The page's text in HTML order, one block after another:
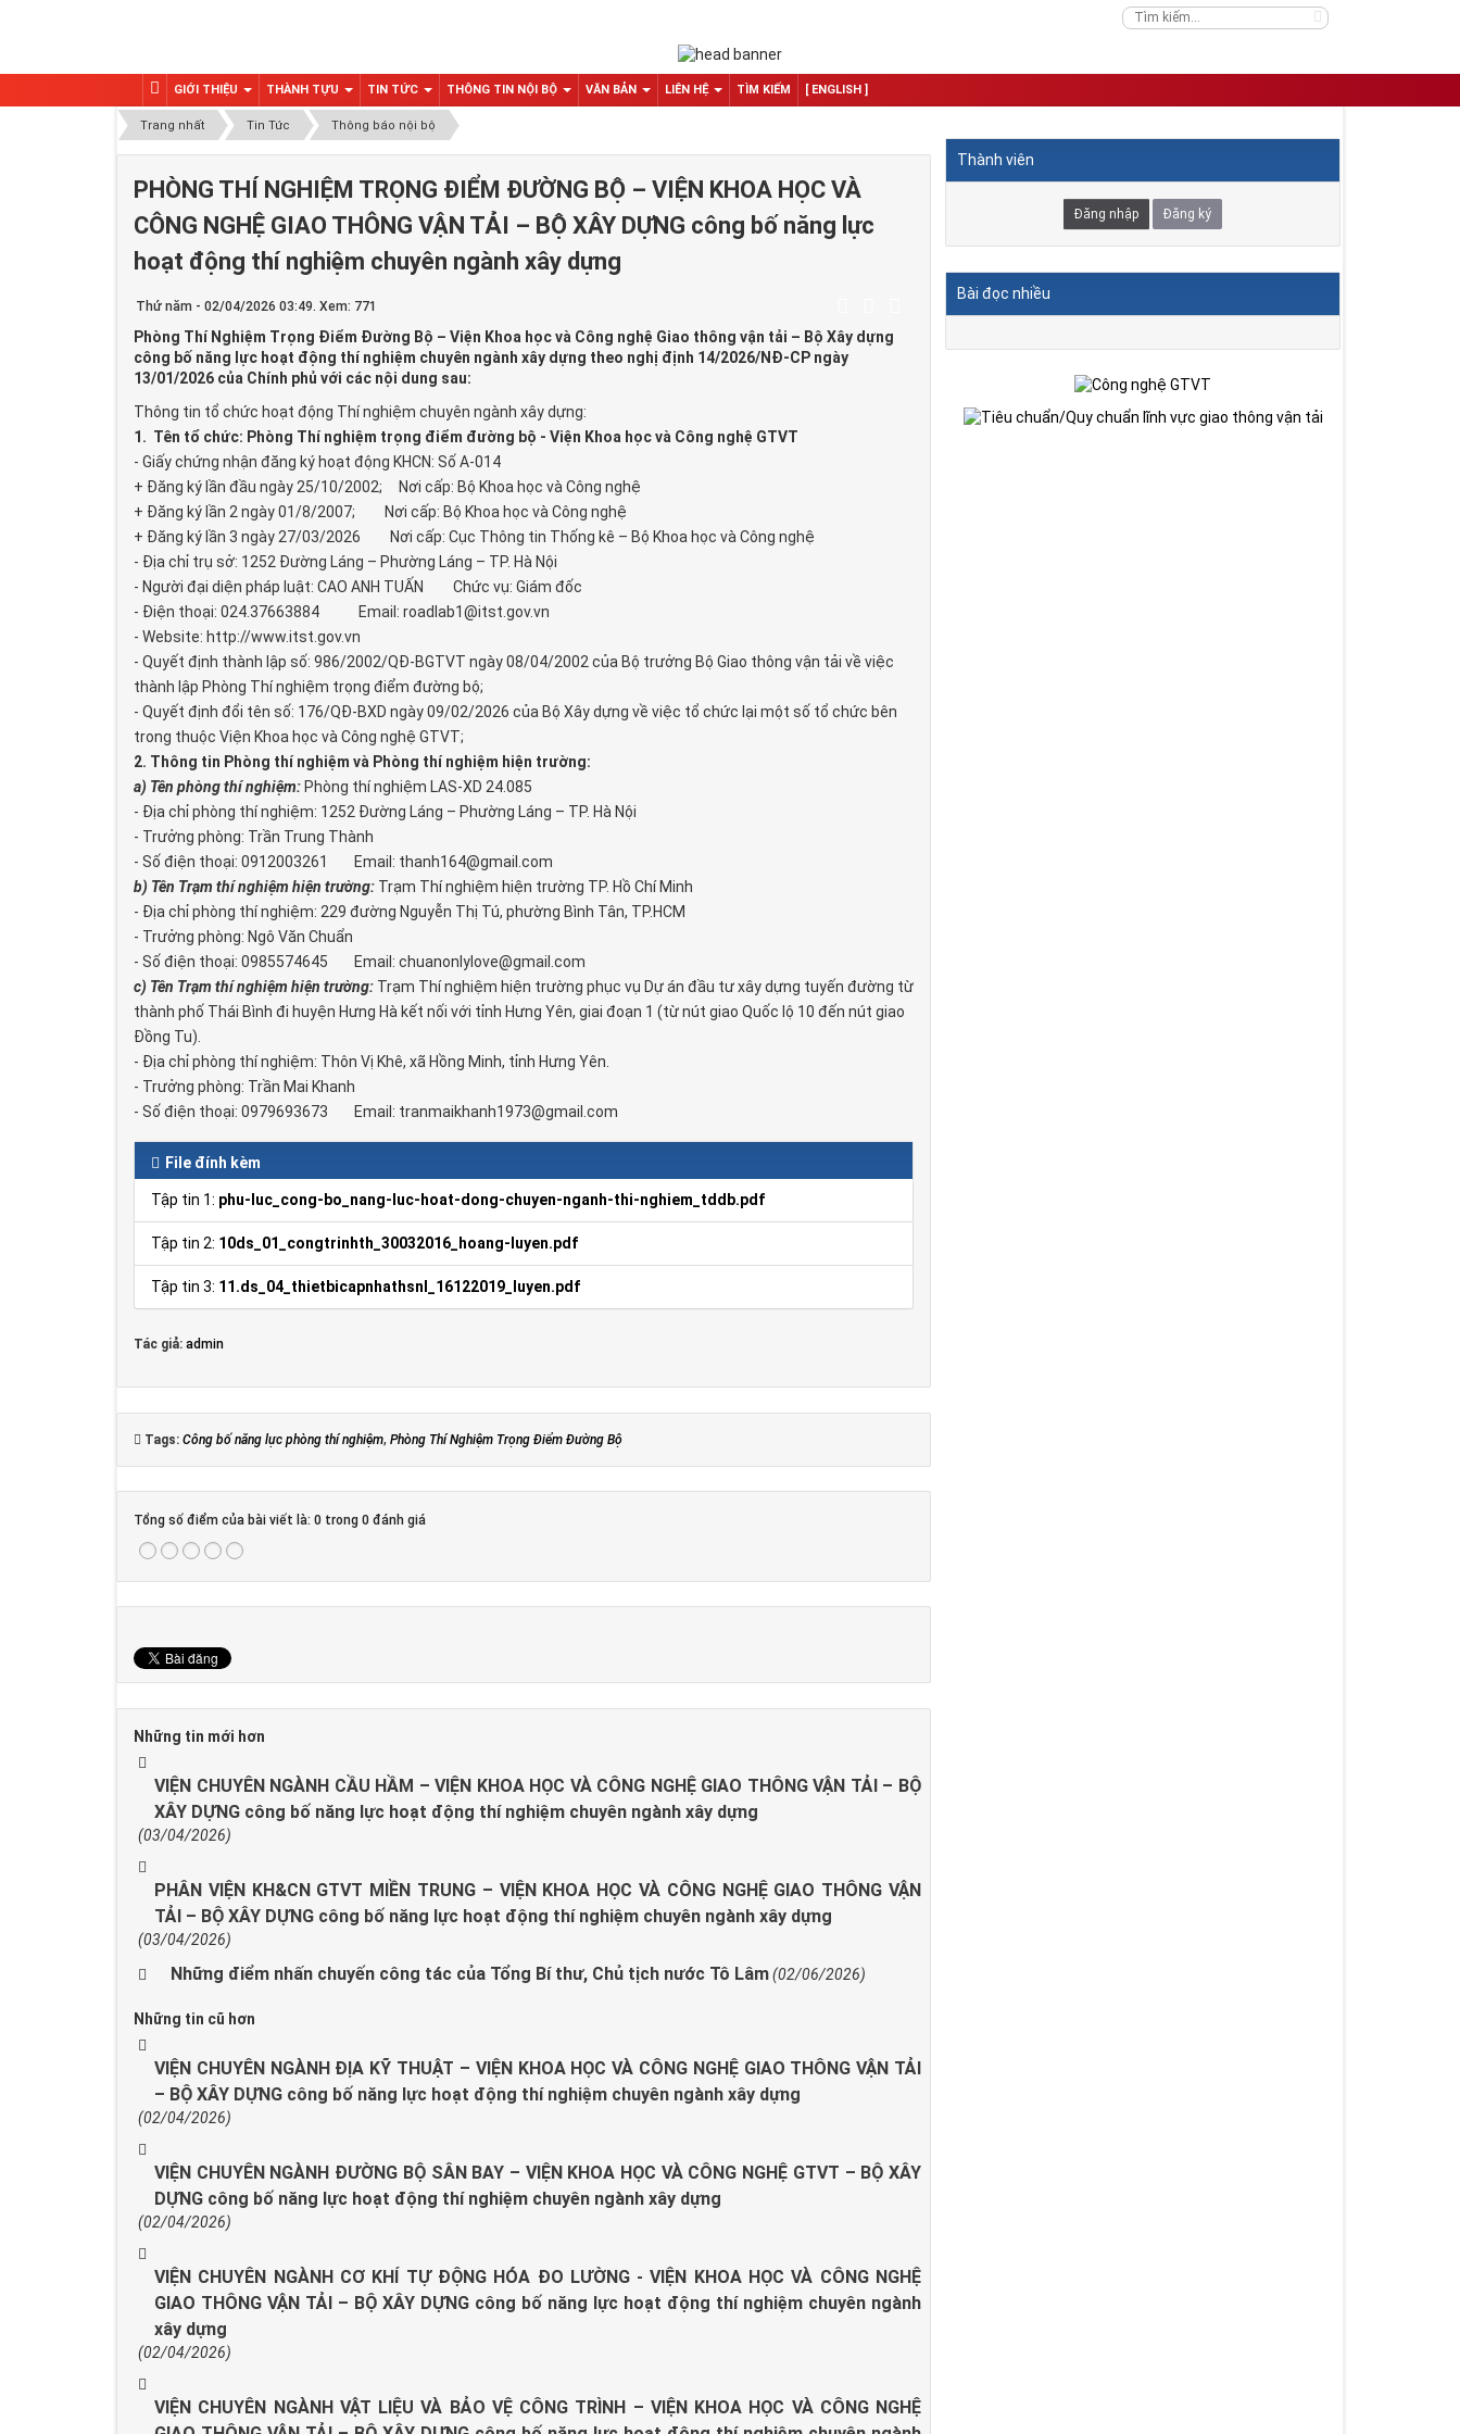
GIỚI THIỆU THÀNH TỰU TIN TỨC THÔNG TIN NỘI BỘ VĂN BẢN LIÊN HỆ TÌM KIẾM [ ENGLISH ]
Trang nhất Tin Tức Thông báo nội bộ
PHÒNG THÍ NGHIỆM TRỌNG ĐIỂM ĐƯỜNG BỘ – VIỆN KHOA HỌC VÀ
CÔNG NGHỆ GIAO THÔNG VẬN TẢI – BỘ XÂY DỰNG công bố năng lực
hoạt động thí nghiệm chuyên ngành xây dựng
Thứ năm - 02/04/2026 03:49. Xem: 771
Phòng Thí Nghiệm Trọng Điểm Đường Bộ – Viện Khoa học và Công nghệ Giao thông vận tải – Bộ Xây dựng
công bố năng lực hoạt động thí nghiệm chuyên ngành xây dựng theo nghị định 14/2026/NĐ-CP ngày
13/01/2026 của Chính phủ với các nội dung sau:
Thông tin tổ chức hoạt động Thí nghiệm chuyên ngành xây dựng:
1. Tên tổ chức: Phòng Thí nghiệm trọng điểm đường bộ - Viện Khoa học và Công nghệ GTVT
- Giấy chứng nhận đăng ký hoạt động KHCN: Số A-014
+ Đăng ký lần đầu ngày 25/10/2002; Nơi cấp: Bộ Khoa học và Công nghệ
+ Đăng ký lần 2 ngày 01/8/2007; Nơi cấp: Bộ Khoa học và Công nghệ
+ Đăng ký lần 3 ngày 27/03/2026 Nơi cấp: Cục Thông tin Thống kê – Bộ Khoa học và Công nghệ
- Địa chỉ trụ sở: 1252 Đường Láng – Phường Láng – TP. Hà Nội
- Người đại diện pháp luật: CAO ANH TUẤN Chức vụ: Giám đốc
- Điện thoại: 024.37663884 Email: roadlab1@itst.gov.vn
- Website: http://www.itst.gov.vn
- Quyết định thành lập số: 986/2002/QĐ-BGTVT ngày 08/04/2002 của Bộ trưởng Bộ Giao thông vận tải về việc
thành lập Phòng Thí nghiệm trọng điểm đường bộ;
- Quyết định đổi tên số: 176/QĐ-BXD ngày 09/02/2026 của Bộ Xây dựng về việc tổ chức lại một số tổ chức bên
trong thuộc Viện Khoa học và Công nghệ GTVT;
2. Thông tin Phòng thí nghiệm và Phòng thí nghiệm hiện trường:
a) Tên phòng thí nghiệm: Phòng thí nghiệm LAS-XD 24.085
- Địa chỉ phòng thí nghiệm: 1252 Đường Láng – Phường Láng – TP. Hà Nội
- Trưởng phòng: Trần Trung Thành
- Số điện thoại: 0912003261 Email: thanh164@gmail.com
b) Tên Trạm thí nghiệm hiện trường: Trạm Thí nghiệm hiện trường TP. Hồ Chí Minh
- Địa chỉ phòng thí nghiệm: 229 đường Nguyễn Thị Tú, phường Bình Tân, TP.HCM
- Trưởng phòng: Ngô Văn Chuẩn
- Số điện thoại: 0985574645 Email: chuanonlylove@gmail.com
c) Tên Trạm thí nghiệm hiện trường: Trạm Thí nghiệm hiện trường phục vụ Dự án đầu tư xây dựng tuyến đường từ
thành phố Thái Bình đi huyện Hưng Hà kết nối với tỉnh Hưng Yên, giai đoạn 1 (từ nút giao Quốc lộ 10 đến nút giao
Đồng Tu).
- Địa chỉ phòng thí nghiệm: Thôn Vị Khê, xã Hồng Minh, tỉnh Hưng Yên.
- Trưởng phòng: Trần Mai Khanh
- Số điện thoại: 0979693673 Email: tranmaikhanh1973@gmail.com
File đính kèm
Tập tin 1: phu-luc_cong-bo_nang-luc-hoat-dong-chuyen-nganh-thi-nghiem_tddb.pdf
Tập tin 2: 10ds_01_congtrinhth_30032016_hoang-luyen.pdf
Tập tin 3: 11.ds_04_thietbicapnhathsnl_16122019_luyen.pdf
Tác giả: admin
Tags: Công bố năng lực phòng thí nghiệm, Phòng Thí Nghiệm Trọng Điểm Đường Bộ
Tổng số điểm của bài viết là: 0 trong 0 đánh giá
Những tin mới hơn
VIỆN CHUYÊN NGÀNH CẦU HẦM – VIỆN KHOA HỌC VÀ CÔNG NGHỆ GIAO THÔNG VẬN TẢI – BỘ
XÂY DỰNG công bố năng lực hoạt động thí nghiệm chuyên ngành xây dựng
(03/04/2026)
PHÂN VIỆN KH&CN GTVT MIỀN TRUNG – VIỆN KHOA HỌC VÀ CÔNG NGHỆ GIAO THÔNG VẬN
TẢI – BỘ XÂY DỰNG công bố năng lực hoạt động thí nghiệm chuyên ngành xây dựng
(03/04/2026)
Những điểm nhấn chuyến công tác của Tổng Bí thư, Chủ tịch nước Tô Lâm(02/06/2026)
Những tin cũ hơn
VIỆN CHUYÊN NGÀNH ĐỊA KỸ THUẬT – VIỆN KHOA HỌC VÀ CÔNG NGHỆ GIAO THÔNG VẬN TẢI
– BỘ XÂY DỰNG công bố năng lực hoạt động thí nghiệm chuyên ngành xây dựng
(02/04/2026)
VIỆN CHUYÊN NGÀNH ĐƯỜNG BỘ SÂN BAY – VIỆN KHOA HỌC VÀ CÔNG NGHỆ GTVT – BỘ XÂY
DỰNG công bố năng lực hoạt động thí nghiệm chuyên ngành xây dựng
(02/04/2026)
VIỆN CHUYÊN NGÀNH CƠ KHÍ TỰ ĐỘNG HÓA ĐO LƯỜNG - VIỆN KHOA HỌC VÀ CÔNG NGHỆ
GIAO THÔNG VẬN TẢI – BỘ XÂY DỰNG công bố năng lực hoạt động thí nghiệm chuyên ngành
xây dựng
(02/04/2026)
VIỆN CHUYÊN NGÀNH VẬT LIỆU VÀ BẢO VỆ CÔNG TRÌNH – VIỆN KHOA HỌC VÀ CÔNG NGHỆ
Thành viên
Đăng nhập Đăng ký
Bài đọc nhiều